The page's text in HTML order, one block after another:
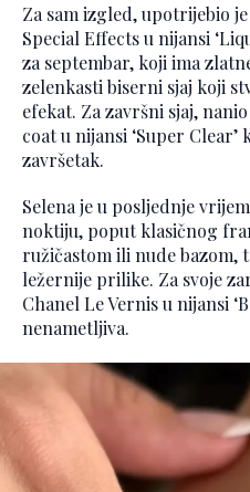
Za sam izgled, upotrijebio
Special Effects u nijansi
za septembar, koji ima
zelenkasti biserni sjaj koji
efekat. Za završni sjaj,
coat u nijansi ‘Super
završetak.
Selena je u posljednje
noktiju, poput klasičnog
ružičastom ili nude bazom,
ležernije prilike. Za svoje
Chanel Le Vernis u nijansi
nenametljiva.